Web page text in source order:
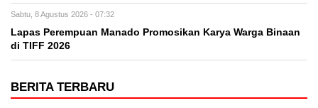
Sabtu, 8 Agustus 2026 - 07:32
Lapas Perempuan Manado Promosikan Karya Warga Binaan
di TIFF 2026
BERITA TERBARU